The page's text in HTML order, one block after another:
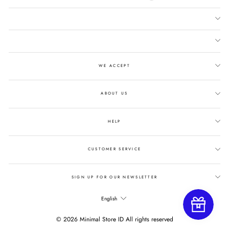
WE ACCEPT
ABOUT US
HELP
CUSTOMER SERVICE
SIGN UP FOR OUR NEWSLETTER
LANGUAGE
English
© 2026 Minimal Store ID All rights reserved